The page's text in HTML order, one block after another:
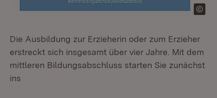
Die Ausbildung zur Erzieherin oder zum Erzieher
erstreckt sich insgesamt über vier Jahre. Mit dem
mittleren Bildungsabschluss starten Sie zunächst
ins